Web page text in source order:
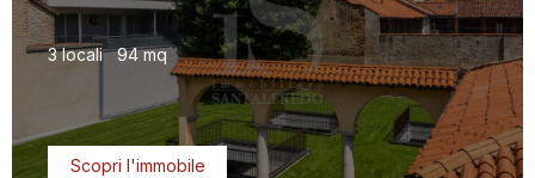
3 locali94 mq
Scopri l'immobile